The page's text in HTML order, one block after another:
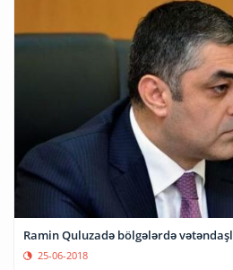
Ramin Quluzadə bölgələrdə
25-06-2018